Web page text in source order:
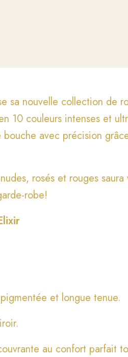
sa nouvelle collection de
10 couleurs intenses et
avec précision
rosés et rouges
robe!
et longue tenue.
au confort parfait